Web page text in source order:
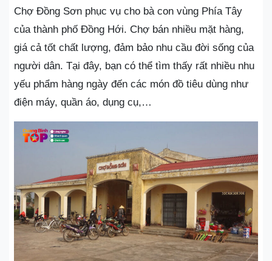
Chợ Đồng Sơn phục vụ cho bà con vùng Phía Tây
của thành phố Đồng Hới. Chợ bán nhiều mặt hàng,
giá cả tốt chất lượng, đảm bảo nhu cầu đời sống của
người dân. Tại đây, bạn có thể tìm thấy rất nhiều nhu
yếu phẩm hàng ngày đến các món đồ tiêu dùng như
điện máy, quần áo, dụng cụ,…